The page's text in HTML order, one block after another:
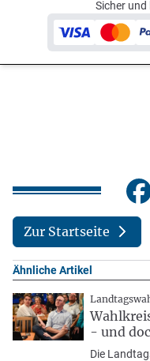
Sicher
Zur Startseite
Ähnliche Artikel
- und
Die